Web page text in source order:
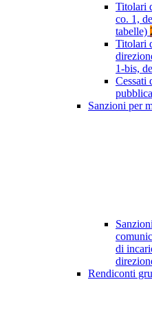
Titolari
co. 1,
tabelle)
Titolari
1-bis,
Cessati
Sanzioni per
di
Rendiconti